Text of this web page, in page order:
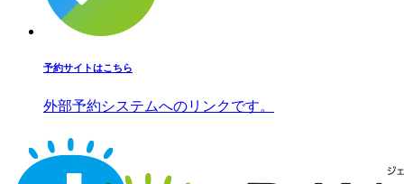
予約サイトはこちら
外部予約システムへのリンクです。